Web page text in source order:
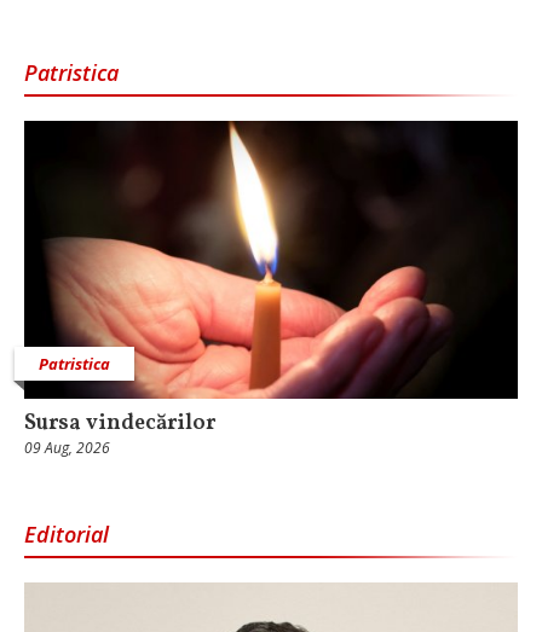
Patristica
Patristica
Sursa vindecărilor
09 Aug, 2026
Editorial